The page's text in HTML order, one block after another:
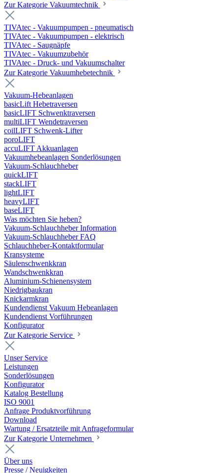
Zur Kategorie Vakuumtechnik
TIVAtec - Vakuumpumpen - pneumatisch
TIVAtec - Vakuumpumpen - elektrisch
TIVAtec - Saugnäpfe
TIVAtec - Vakuumzubehör
TIVAtec - Druck- und Vakuumschalter
Zur Kategorie Vakuumhebetechnik
Vakuum-Hebeanlagen
basicLift Hebetraversen
basicLIFT Schwenktraversen
multiLIFT Wendetraversen
coilLIFT Schwenk-Lifter
poroLIFT
accuLIFT Akkuanlagen
Vakuumhebeanlagen Sonderlösungen
Vakuum-Schlauchheber
quickLIFT
stackLIFT
lightLIFT
heavyLIFT
baseLIFT
Was möchten Sie heben?
Vakuum-Schlauchheber Information
Vakuum-Schlauchheber FAQ
Schlauchheber-Kontaktformular
Kransysteme
Säulenschwenkkran
Wandschwenkkran
Aluminium-Schienensystem
Niedrigbaukran
Knickarmkran
Kundendienst Vakuum Hebeanlagen
Kundendienst Vorführungen
Konfigurator
Zur Kategorie Service
Unser Service
Leistungen
Sonderlösungen
Konfigurator
Katalog Bestellung
ISO 9001
Anfrage Produktvorführung
Download
Wartung / Ersatzteile mit Anfrageformular
Zur Kategorie Unternehmen
Über uns
Presse / Neuigkeiten